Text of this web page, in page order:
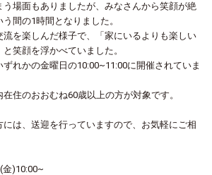
場面もありましたが、みなさんから笑顔が絶
間の1時間となりました。
を楽しんだ様子で、「家にいるよりも楽しい
笑顔を浮かべていました。
れかの金曜日の10:00~11:00に開催されていま
住のおおむね60歳以上の方が対象です。
は、送迎を行っていますので、お気軽にご相
)10:00~